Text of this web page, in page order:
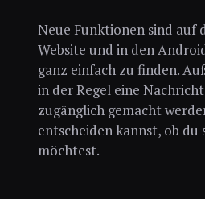
Neue Funktionen sind auf
Website und in den
ganz einfach zu finden.
in der Regel eine
zugänglich gemacht
entscheiden kannst, ob du
möchtest.